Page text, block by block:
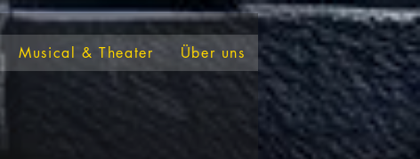
Musical & Theater Über uns